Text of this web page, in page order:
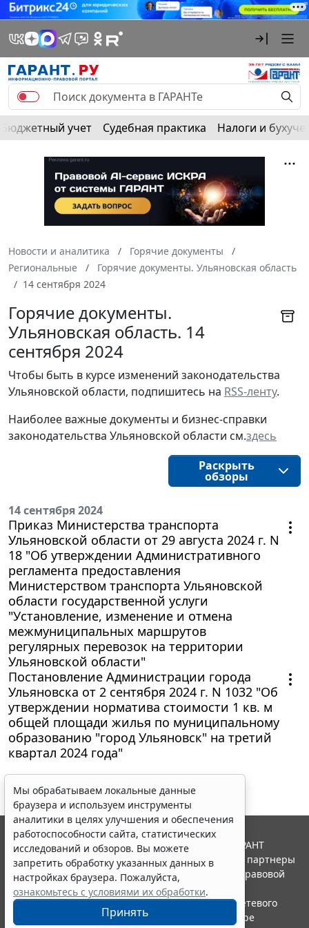
Бюджетный учет Судебная практика Налоги и
Новости и аналитика
Горячие документы
Региональные
Горячие документы. Ульяновская область
14 сентября 2024
Горячие документы.
Ульяновская область. 14
сентября 2024
Чтобы быть в курсе изменений законодательства
Ульяновской области, подпишитесь на RSS-ленту.
Наиболее важные документы и бизнес-справки
законодательства Ульяновской области см.здесь
Раскрыть
обзоры
14 сентября 2024
Приказ Министерства транспорта
Ульяновской области от 29 августа 2024 г. N
18 "Об утверждении Административного
регламента предоставления
Министерством транспорта Ульяновской
области государственной услуги
"Установление, изменение и отмена
межмуниципальных маршрутов
регулярных перевозок на территории
Ульяновской области"
Постановление Администрации города
Ульяновска от 2 сентября 2024 г. N 1032 "Об
утверждении норматива стоимости 1 кв. м
общей площади жилья по муниципальному
образованию "город Ульяновск" на третий
квартал 2024 года"
Мы обрабатываем локальные данные
браузера и используем инструменты
аналитики в целях улучшения и обеспечения
работоспособности сайта, статистических
исследований и обзоров. Вы можете
запретить обработку указанных данных в
настройках браузера. Пожалуйста,
ознакомьтесь с условиями их обработки.
Принять
© ООО "НПП "ГАРАНТ-СЕРВИС", 2026. Система ГАРАНТ
выпускается с 1990 года. Компания "Гарант" и ее партнеры
являются участниками Российской ассоциации правовой
информации ГАРАНТ.
Портал ГАРАНТ.РУ зарегистрирован в качестве сетевого
издания Федеральной службой по надзору в сфере